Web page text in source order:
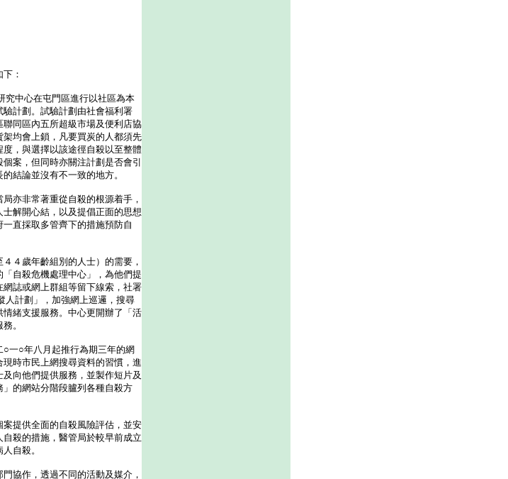
：
中心在屯門區進行以社區為本
計劃。試驗計劃由社會福利署
聯同區內五所超級市場及便利店協
均會上鎖，凡要買炭的人都須先
，與選擇以該途徑自殺以至整體
案，但同時亦關注計劃是否會引
結論並沒有不一致的地方。
亦非常著重從自殺的根源着手，
解開心結，以及提倡正面的思想
直採取多管齊下的措施預防自
４歲年齡組別的人士）的需要，
自殺危機處理中心」，為他們提
誌或網上群組等留下線索，社署
人計劃」，加強網上巡邏，搜尋
緒支援服務。中心更開辦了「活
。
○年八月起推行為期三年的網
時市民上網搜尋資料的習慣，進
向他們提供服務，並製作短片及
的網站分階段臚列各種自殺方
提供全面的自殺風險評估，並安
殺的措施，醫管局於較早前成立
自殺。
協作，透過不同的活動及媒介，